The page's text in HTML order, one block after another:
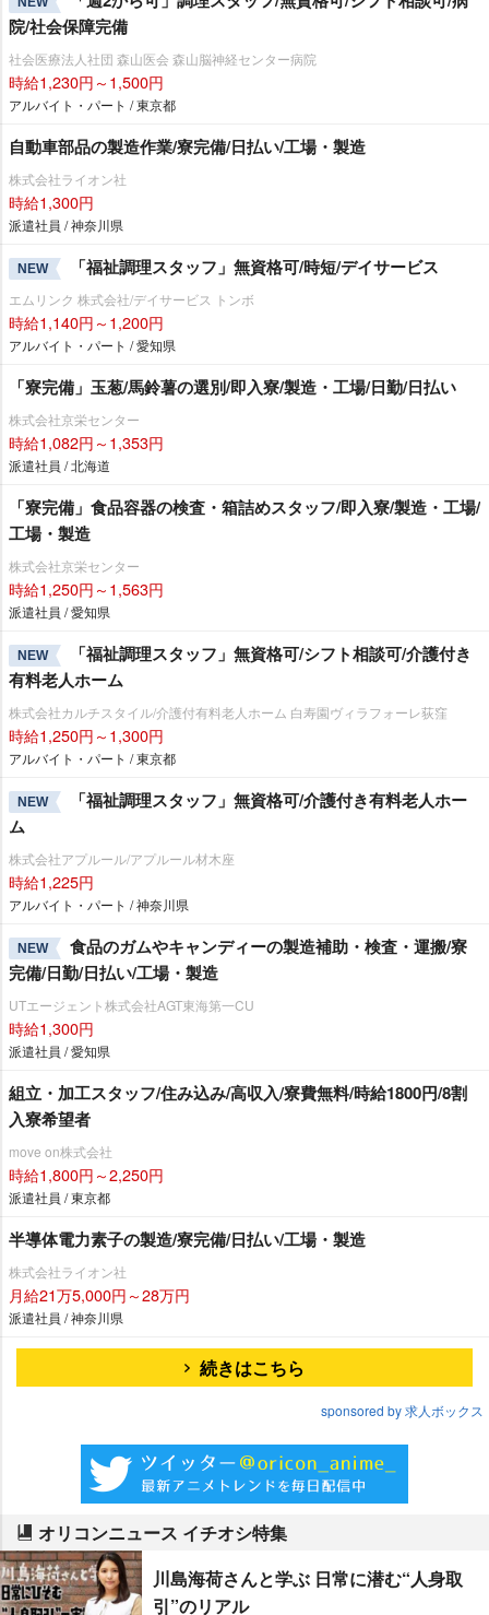
院/社会保障完備
社会医療法人社団 森山医会 森山脳神経センター病院
時給1,230円～1,500円
アルバイト・パート / 東京都
自動車部品の製造作業/寮完備/日払い/工場・製造
株式会社ライオン社
時給1,300円
派遣社員 / 神奈川県
NEW 「福祉調理スタッフ」無資格可/時短/デイサービス
エムリンク 株式会社/デイサービス トンボ
時給1,140円～1,200円
アルバイト・パート / 愛知県
「寮完備」玉葱/馬鈴薯の選別/即入寮/製造・工場/日勤/日払い
株式会社京栄センター
時給1,082円～1,353円
派遣社員 / 北海道
「寮完備」食品容器の検査・箱詰めスタッフ/即入寮/製造・工場/
工場・製造
株式会社京栄センター
時給1,250円～1,563円
派遣社員 / 愛知県
NEW
「福祉調理スタッフ」無資格可/シフト相談可/介護付き
有料老人ホーム
株式会社カルチスタイル/介護付有料老人ホーム 白寿園ヴィラフォーレ荻窪
時給1,250円～1,300円
アルバイト・パート / 東京都
NEW
「福祉調理スタッフ」無資格可/介護付き有料老人ホー
ム
株式会社アプルール/アプルール材木座
時給1,225円
アルバイト・パート / 神奈川県
NEW
食品のガムやキャンディーの製造補助・検査・運搬/寮
完備/日勤/日払い/工場・製造
UTエージェント株式会社AGT東海第一CU
時給1,300円
派遣社員 / 愛知県
組立・加工スタッフ/住み込み/高収入/寮費無料/時給1800円/8割
入寮希望者
move on株式会社
時給1,800円～2,250円
派遣社員 / 東京都
半導体電力素子の製造/寮完備/日払い/工場・製造
株式会社ライオン社
月給21万5,000円～28万円
派遣社員 / 神奈川県
続きはこちら
sponsored by 求人ボックス
オリコンニュース イチオシ特集
川島海荷さんと学ぶ 日常に潜む“人身取
引”のリアル